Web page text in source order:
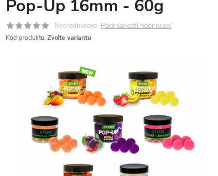
Pop-Up 16mm - 60g
Neohodnoceno Podrobnosti hodnocení
Kód produktu: Zvolte variantu